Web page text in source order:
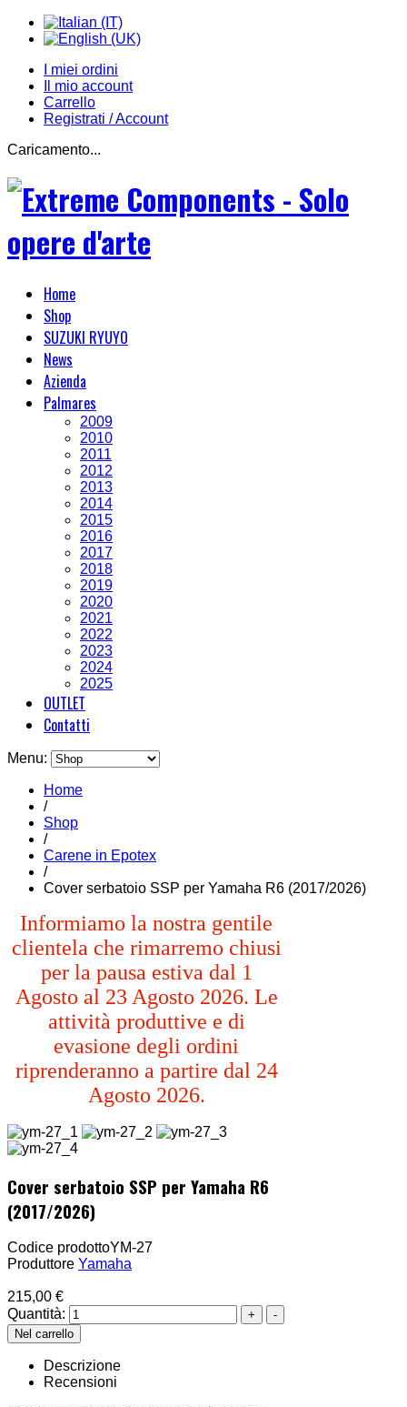
I miei ordini
Il mio account
Carrello
Registrati / Account
Caricamento...
Home
Shop
SUZUKI RYUYO
News
Azienda
Palmares
2009
2010
2011
2012
2013
2014
2015
2016
2017
2018
2019
2020
2021
2022
2023
2024
2025
OUTLET
Contatti
Menu:
Home
/
Shop
/
Carene in Epotex
/
Cover serbatoio SSP per Yamaha R6 (2017/2026)
Informiamo la nostra gentile
clientela che rimarremo chiusi
per la pausa estiva dal 1
Agosto al 23 Agosto 2026. Le
attività produttive e di
evasione degli ordini
riprenderanno a partire dal 24
Agosto 2026.
Cover serbatoio SSP per Yamaha R6
(2017/2026)
Codice prodottoYM-27
Produttore Yamaha
215,00 €
Quantità:
Descrizione
Recensioni